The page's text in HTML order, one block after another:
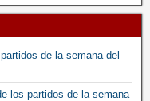
de la semana del
los partidos de la semana